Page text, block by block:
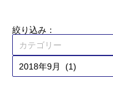
無料送迎バス
絞り込み：